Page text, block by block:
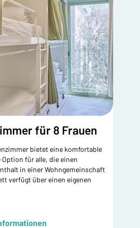
1
6
für 8 Frauen
bietet eine komfortable
für alle, die einen
in einer Wohngemeinschaft
verfügt über einen eigenen